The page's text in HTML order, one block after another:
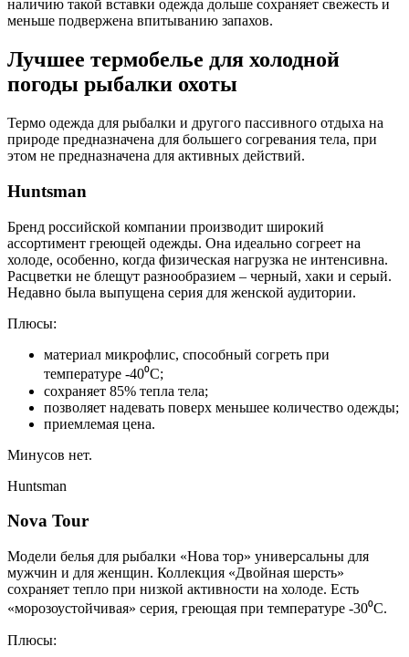
наличию такой вставки одежда дольше сохраняет свежесть и
меньше подвержена впитыванию запахов.
Лучшее термобелье для холодной
погоды рыбалки охоты
Термо одежда для рыбалки и другого пассивного отдыха на
природе предназначена для большего согревания тела, при
этом не предназначена для активных действий.
Huntsman
Бренд российской компании производит широкий
ассортимент греющей одежды. Она идеально согреет на
холоде, особенно, когда физическая нагрузка не интенсивна.
Расцветки не блещут разнообразием – черный, хаки и серый.
Недавно была выпущена серия для женской аудитории.
Плюсы:
материал микрофлис, способный согреть при
температуре -40⁰C;
сохраняет 85% тепла тела;
позволяет надевать поверх меньшее количество одежды;
приемлемая цена.
Минусов нет.
Huntsman
Nova Tour
Модели белья для рыбалки «Нова тор» универсальны для
мужчин и для женщин. Коллекция «Двойная шерсть»
сохраняет тепло при низкой активности на холоде. Есть
«морозоустойчивая» серия, греющая при температуре -30⁰С.
Плюсы: